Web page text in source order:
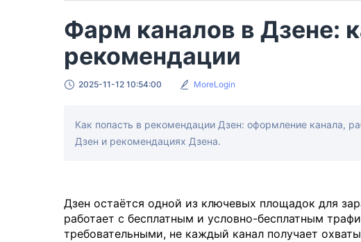
Фарм каналов в Дзене:
рекомендации
2025-11-12 10:54:00 MoreLogin
Как попасть в рекомендации Дзен: оформление канала,
Дзен и рекомендациях Дзена.
Дзен остаётся одной из ключевых площадок для
работает с бесплатным и условно-бесплатным
требовательными, не каждый канал получает